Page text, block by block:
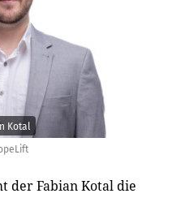
Kotal
der Fabian Kotal die